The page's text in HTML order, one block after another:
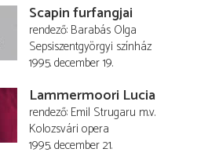
Scapin furfangjai
rendező Barabás Olga
Sepsiszentgyörgyi színház
1995. december 19.
Lammermoori Lucia
rendező Emil Strugaru m.v.
Kolozsvári opera
1995. december 21.